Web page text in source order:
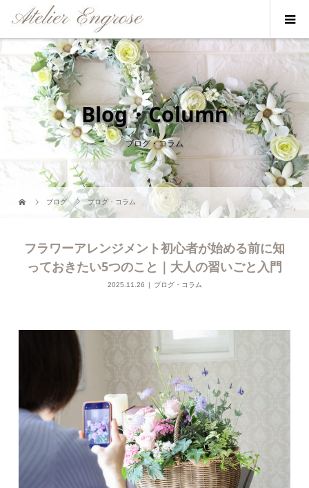
Blog・Column
ブログ・コラム
ブログ ブログ・コラム
フラワーアレンジメント初心者が始める前に知
っておきたい5つのこと｜大人の習いごと入門
2025.11.26 ブログ・コラム